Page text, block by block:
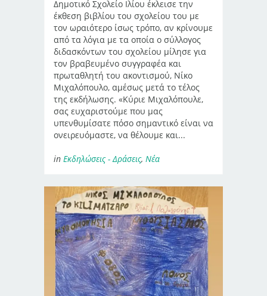
Δημοτικό Σχολείο Ιλίου έκλεισε την
έκθεση βιβλίου του σχολείου του με
τον ωραιότερο ίσως τρόπο, αν κρίνουμε
από τα λόγια με τα οποία ο σύλλογος
διδασκόντων του σχολείου μίλησε για
τον βραβευμένο συγγραφέα και
πρωταθλητή του ακοντισμού, Νίκο
Μιχαλόπουλο, αμέσως μετά το τέλος
της εκδήλωσης. «Κύριε Μιχαλόπουλε,
σας ευχαριστούμε που μας
υπενθυμίσατε πόσο σημαντικό είναι να
ονειρευόμαστε, να θέλουμε και...
in Εκδηλώσεις - Δράσεις, Νέα